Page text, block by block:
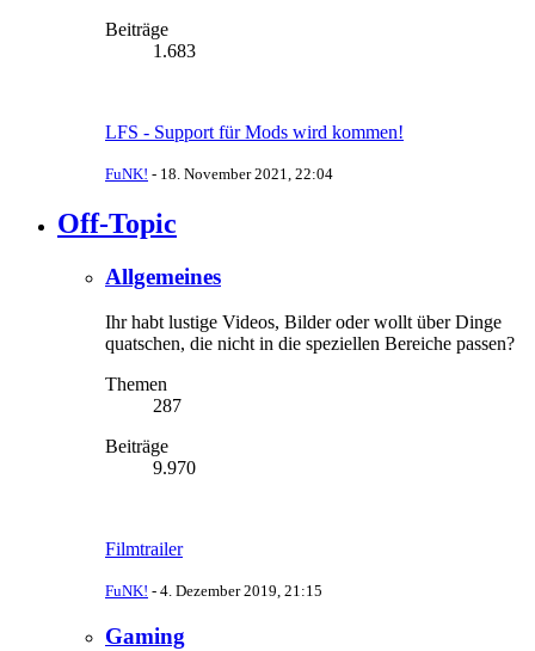
Beiträge
1.683
LFS - Support für Mods wird kommen!
FuNK! - 18. November 2021, 22:04
Off-Topic
Allgemeines
Ihr habt lustige Videos, Bilder oder wollt über Dinge
quatschen, die nicht in die speziellen Bereiche passen?
Themen
287
Beiträge
9.970
Filmtrailer
FuNK! - 4. Dezember 2019, 21:15
Gaming